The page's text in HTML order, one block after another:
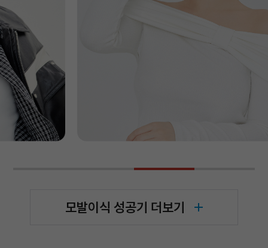
모발이식 성공기 더보기